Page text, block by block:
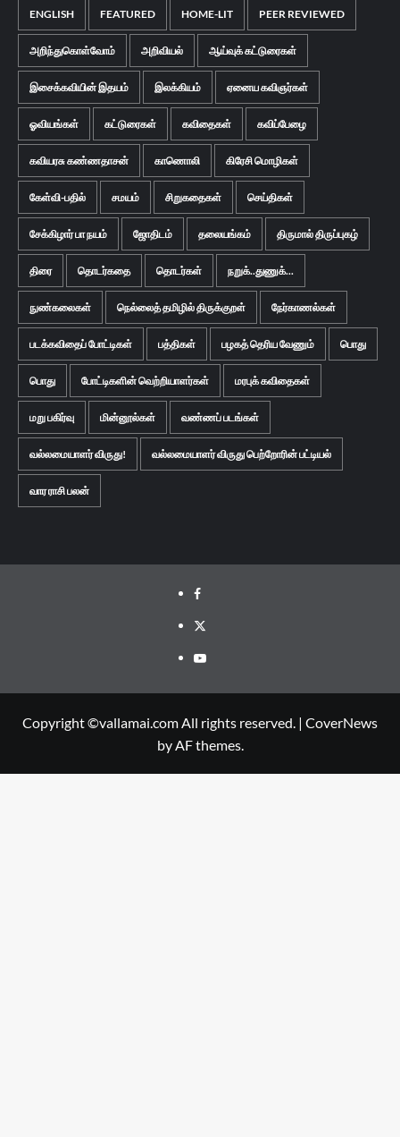
ENGLISH FEATURED HOME-LIT PEER REVIEWED
அறிந்துகொள்வோம் அறிவியல் ஆய்வுக் கட்டுரைகள்
இசைக்கவியின் இதயம் இலக்கியம் ஏனைய கவிஞர்கள்
ஓவியங்கள் கட்டுரைகள் கவிதைகள் கவிப்பேழை
கவியரசு கண்ணதாசன் காணொலி கிரேசி மொழிகள்
கேள்வி-பதில் சமயம் சிறுகதைகள் செய்திகள்
சேக்கிழார் பா நயம் ஜோதிடம் தலையங்கம் திருமால் திருப்புகழ்
திரை தொடர்கதை தொடர்கள் நறுக்..துணுக்...
நுண்கலைகள் நெல்லைத் தமிழில் திருக்குறள் நேர்காணல்கள்
படக்கவிதைப் போட்டிகள் பத்திகள் பழகத் தெரிய வேணும் பொது
பொது போட்டிகளின் வெற்றியாளர்கள் மரபுக் கவிதைகள்
மறு பகிர்வு மின்னூல்கள் வண்ணப் படங்கள்
வல்லமையாளர் விருது! வல்லமையாளர் விருது பெற்றோரின் பட்டியல்
வார ராசி பலன்
Facebook
Twitter
Youtube
Copyright ©vallamai.com All rights reserved. | CoverNews
by AF themes.